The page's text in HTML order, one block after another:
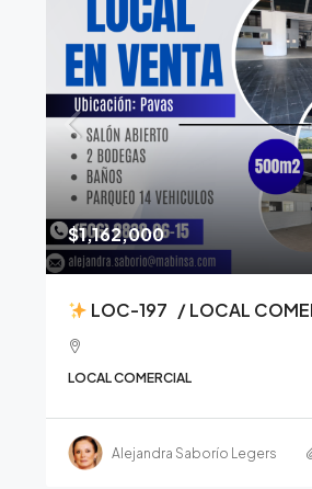
$1,162,000
LOC-197 / LOCAL
LOCAL COMERCIAL
Alejandra Saborío Legers